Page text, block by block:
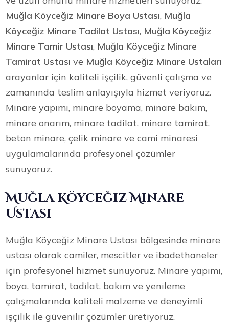
Muğla Köyceğiz Minare Boya Ustası, Muğla
Köyceğiz Minare Tadilat Ustası, Muğla Köyceğiz
Minare Tamir Ustası, Muğla Köyceğiz Minare
Tamirat Ustası ve Muğla Köyceğiz Minare Ustaları
arayanlar için kaliteli işçilik, güvenli çalışma ve
zamanında teslim anlayışıyla hizmet veriyoruz.
Minare yapımı, minare boyama, minare bakım,
minare onarım, minare tadilat, minare tamirat,
beton minare, çelik minare ve cami minaresi
uygulamalarında profesyonel çözümler
sunuyoruz.
Muğla Köyceğiz Minare
Ustası
Muğla Köyceğiz Minare Ustası bölgesinde minare
ustası olarak camiler, mescitler ve ibadethaneler
için profesyonel hizmet sunuyoruz. Minare yapımı,
boya, tamirat, tadilat, bakım ve yenileme
çalışmalarında kaliteli malzeme ve deneyimli
işçilik ile güvenilir çözümler üretiyoruz.